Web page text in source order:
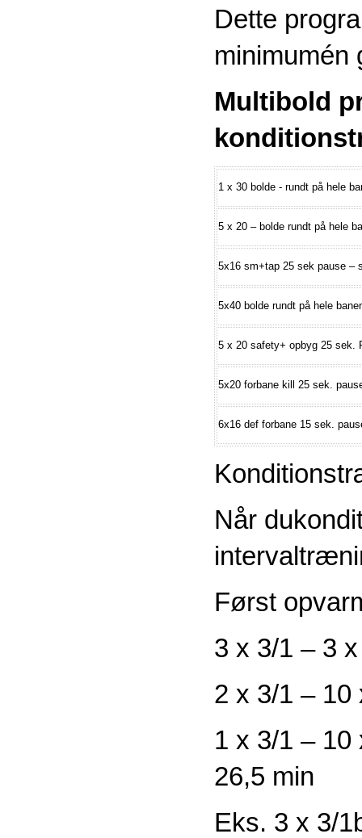
Dette
minimumén
Multibold
1 x 30 bolde - rundt på hele
5 x 20 – bolde rundt på hele
5x16 sm+tap 25 sek pause –
5x40 bolde rundt på hele
5 x 20 safety+ opbyg 25 sek.
5x20 forbane kill 25 sek.
6x16 def forbane 15 sek.
Når
Først
3 x 3/1 – 3
2 x 3/1 – 10
1 x 3/1 – 10
26,5 min
Eks. 3 x 3/